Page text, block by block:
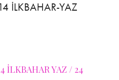
İLKBAHAR-YAZ